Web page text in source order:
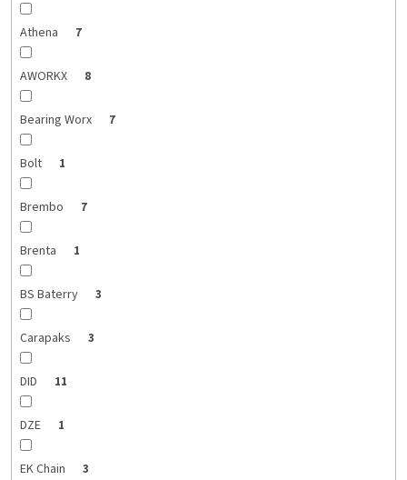
Athena 7
AWORKX 8
Bearing Worx 7
Bolt 1
Brembo 7
Brenta 1
BS Baterry 3
Carapaks 3
DID 11
DZE 1
EK Chain 3